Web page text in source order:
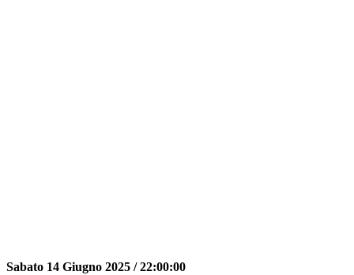
Sabato 14 Giugno 2025 /22:00:00